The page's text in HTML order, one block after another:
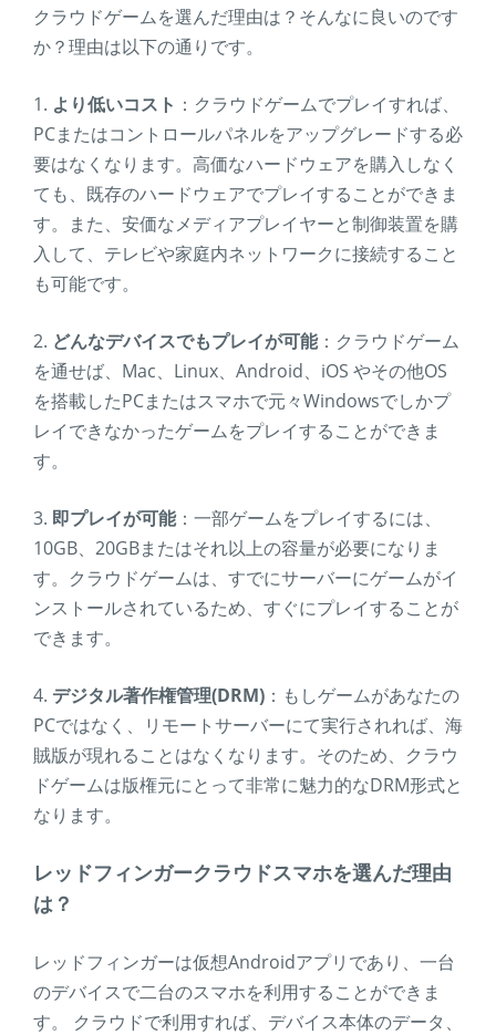
クラウドゲームを選んだ理由は？そんなに良いのです
か？理由は以下の通りです。
1. より低いコスト ：クラウドゲームでプレイすれば、
PCまたはコントロールパネルをアップグレードする必
要はなくなります。高価なハードウェアを購入しなく
ても、既存のハードウェアでプレイすることができま
す。また、安価なメディアプレイヤーと制御装置を購
入して、テレビや家庭内ネットワークに接続すること
も可能です。
2. どんなデバイスでもプレイが可能：クラウドゲーム
を通せば、Mac、Linux、Android、iOS やその他OS
を搭載したPCまたはスマホで元々Windowsでしかプ
レイできなかったゲームをプレイすることができま
す。
3. 即プレイが可能：一部ゲームをプレイするには、
10GB、20GBまたはそれ以上の容量が必要になりま
す。クラウドゲームは、すでにサーバーにゲームがイ
ンストールされているため、すぐにプレイすることが
できます。
4. デジタル著作権管理(DRM) ：もしゲームがあなたの
PCではなく、リモートサーバーにて実行されれば、海
賊版が現れることはなくなります。そのため、クラウ
ドゲームは版権元にとって非常に魅力的なDRM形式と
なります。
レッドフィンガークラウドスマホを選んだ理由
は？
レッドフィンガーは仮想Androidアプリであり、一台
のデバイスで二台のスマホを利用することができま
す。 クラウドで利用すれば、デバイス本体のデータ、